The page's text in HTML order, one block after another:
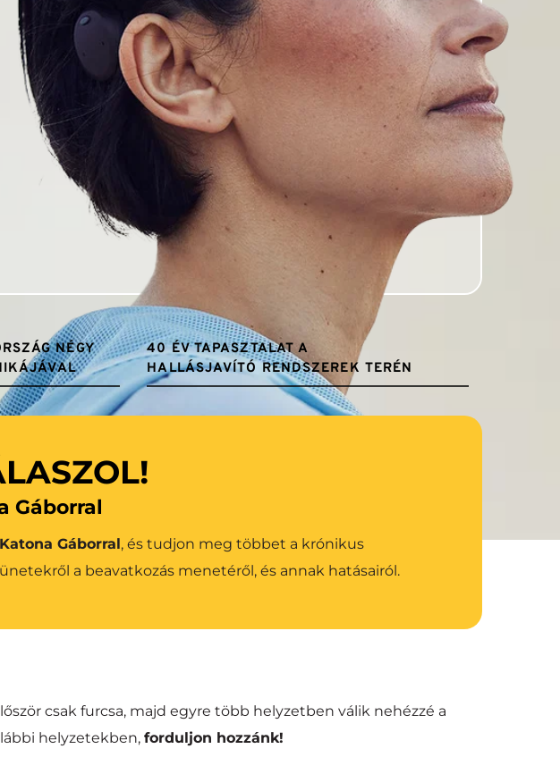
NÉGY
40 ÉV TAPASZTALAT A
HALLÁSJAVÍTÓ RENDSZEREK TERÉN
Gáborral
Gáborral, és tudjon meg többet a krónikus
a beavatkozás menetéről, és annak hatásairól.
csak furcsa, majd egyre több helyzetben válik nehézzé a
helyzetekben, forduljon hozzánk!